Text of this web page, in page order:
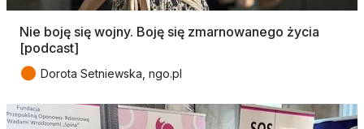
Nie boję się wojny. Boję się zmarnowanego życia
[podcast]
● Dorota Setniewska, ngo.pl